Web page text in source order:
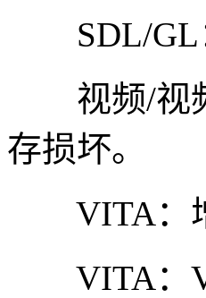
SDL/GL
视频/视频
存损坏。
VITA：增
VITA：